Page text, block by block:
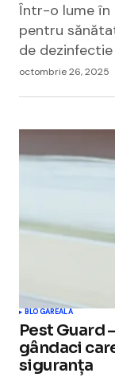
Într-o lume în
pentru
de
octombrie 26, 2025
BLOGAREALA
Pest Guard
gândaci
siguranța